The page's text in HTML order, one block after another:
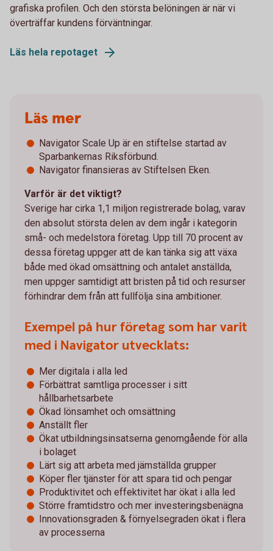
grafiska profilen. Och den största belöningen är när vi
överträffar kundens förväntningar.
Läs hela repotaget
Läs mer
Navigator Scale Up är en stiftelse startad av
Sparbankernas Riksförbund.
Navigator finansieras av Stiftelsen Eken.
Varför är det viktigt?
Sverige har cirka 1,1 miljon registrerade bolag, varav
den absolut största delen av dem ingår i kategorin
små- och medelstora företag. Upp till 70 procent av
dessa företag uppger att de kan tänka sig att växa
både med ökad omsättning och antalet anställda,
men uppger samtidigt att bristen på tid och resurser
förhindrar dem från att fullfölja sina ambitioner.
Exempel på hur företag som har varit
med i Navigator utvecklats:
Mer digitala i alla led
Förbättrat samtliga processer i sitt
hållbarhetsarbete
Ökad lönsamhet och omsättning
Anställt fler
Ökat utbildningsinsatserna genomgående för alla
i bolaget
Lärt sig att arbeta med jämställda grupper
Köper fler tjänster för att spara tid och pengar
Produktivitet och effektivitet har ökat i alla led
Större framtidstro och mer investeringsbenägna
Innovationsgraden & förnyelsegraden ökat i flera
av processerna